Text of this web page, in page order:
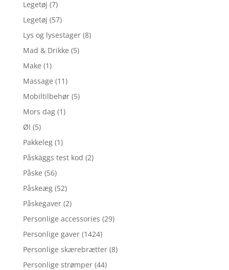
Legetøj (7)
Legetøj (57)
Lys og lysestager (8)
Mad & Drikke (5)
Make (1)
Massage (11)
Mobiltilbehør (5)
Mors dag (1)
Øl (5)
Pakkeleg (1)
Påskäggs test kod (2)
Påske (56)
Påskeæg (52)
Påskegaver (2)
Personlige accessories (29)
Personlige gaver (1424)
Personlige skærebrætter (8)
Personlige strømper (44)